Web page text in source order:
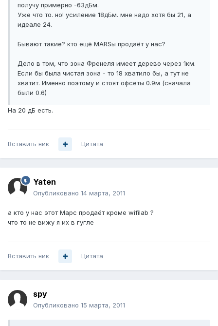
получу примерно -63дБм.
Уже что то. но! усиление 18дБм. мне надо хотя бы 21, а
идеале 24.
Бывают такие? кто ещё MARSы продаёт у нас?
Дело в том, что зона Френеля имеет дерево через 1км.
Если бы была чистая зона - то 18 хватило бы, а тут не
хватит. Именно поэтому и стоят офсеты 0.9м (сначала
были 0.6)
На 20 дБ есть.
Вставить ник Цитата
Yaten
Опубликовано 14 марта, 2011
а кто у нас этот Марс продаёт кроме wifilab ?
что то не вижу я их в гугле
Вставить ник Цитата
spy
Опубликовано 15 марта, 2011